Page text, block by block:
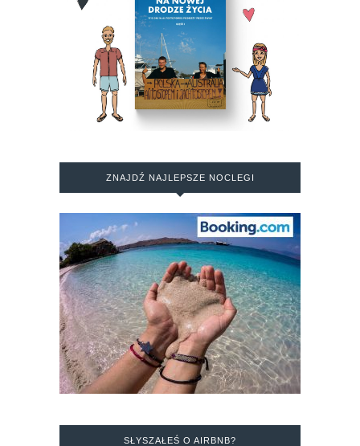
ZNAJDŹ NAJLEPSZE NOCLEGI
SŁYSZAŁEŚ O AIRBNB?